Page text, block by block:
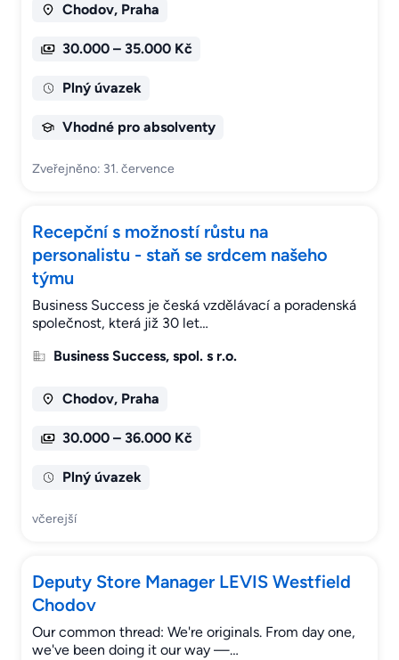
Chodov, Praha
30.000 – 35.000 Kč
Plný úvazek
Vhodné pro absolventy
Zveřejněno: 31. července
Recepční s možností růstu na
personalistu - staň se srdcem našeho
týmu
Business Success je česká vzdělávací a poradenská
společnost, která již 30 let…
Business Success, spol. s r.o.
Chodov, Praha
30.000 – 36.000 Kč
Plný úvazek
včerejší
Deputy Store Manager LEVIS Westfield
Chodov
Our common thread: We're originals. From day one,
we've been doing it our way —…